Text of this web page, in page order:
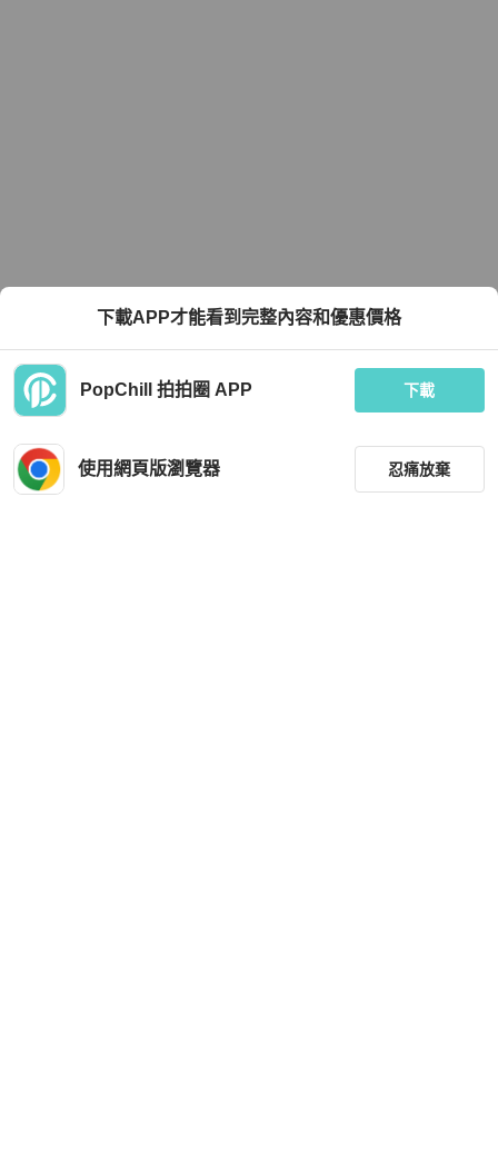
下載APP才能看到完整內容和優惠價格
PopChill 拍拍圈 APP 下載
使用網頁版瀏覽器 忍痛放棄